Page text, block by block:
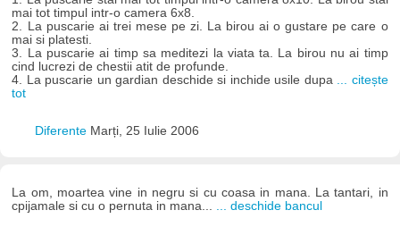
mai tot timpul intr-o camera 6x8.
2. La puscarie ai trei mese pe zi. La birou ai o gustare pe care o
mai si platesti.
3. La puscarie ai timp sa meditezi la viata ta. La birou nu ai timp
cind lucrezi de chestii atit de profunde.
4. La puscarie un gardian deschide si inchide usile dupa
... citește
tot
Diferente Marți, 25 Iulie 2006
La om, moartea vine in negru si cu coasa in mana. La tantari, in
cpijamale si cu o pernuta in mana... ... deschide bancul